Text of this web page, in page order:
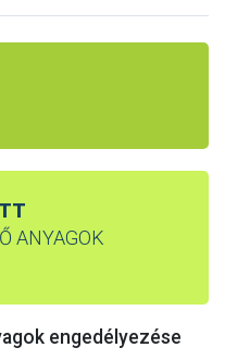
ANYAGOK
engedélyezése